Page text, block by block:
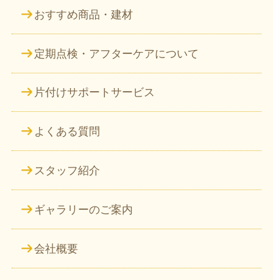
おすすめ商品・建材
定期点検・アフターケアについて
片付けサポートサービス
よくある質問
スタッフ紹介
ギャラリーのご案内
会社概要